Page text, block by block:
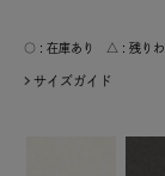
○ : 在庫あり △ : 残り
サイズガイド